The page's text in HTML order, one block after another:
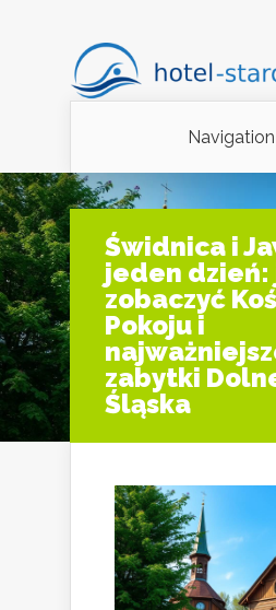
Świdnica i
jeden dzień:
zobaczyć
Pokoju i
zabytki
Śląska